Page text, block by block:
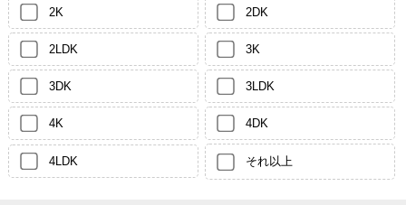
2K 2DK
2LDK 3K
3DK 3LDK
4K 4DK
4LDK それ以上